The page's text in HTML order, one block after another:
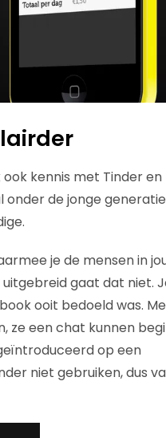
kennis met Tinder en
onder de jonge
je de mensen in
gaat dat niet.
ooit bedoeld was.
ze een chat kunnen
op een
niet gebruiken, dus